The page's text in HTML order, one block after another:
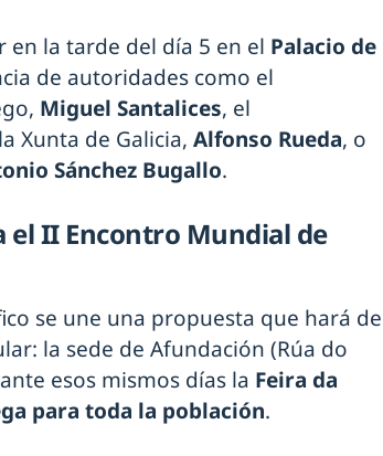
la tarde del día 5 en el Palacio de
de autoridades como el
Miguel Santalices, el
Xunta de Galicia, Alfonso Rueda, o
Sánchez Bugallo.
el II Encontro Mundial de
se une una propuesta que hará de
la sede de Afundación (Rúa do
esos mismos días la Feira da
para toda la población.